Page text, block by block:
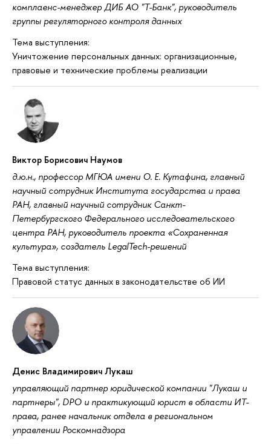
комплаенс-менеджер ДИБ АО "Т-Банк", руководитель
группы регуляторного контроля данных
Тема выступления:
Уничтожение персональных данных: организационные,
правовые и технические проблемы реализации
Виктор Борисович Наумов
д.ю.н., профессор МГЮА имени О. Е. Кутафина, главный
научный сотрудник Института государства и права
РАН, главный научный сотрудник Санкт-
Петербургского Федерального исследовательского
центра РАН, руководитель проекта «Сохраненная
культура», создатель LegalTech-решений
Тема выступления:
Правовой статус данных в законодательстве об ИИ
Денис Владимирович Лукаш
управляющий партнер юридической компании "Лукаш и
партнеры", DPO и практикующий юрист в области ИТ-
права, ранее начальник отдела в региональном
управлении Роскомнадзора